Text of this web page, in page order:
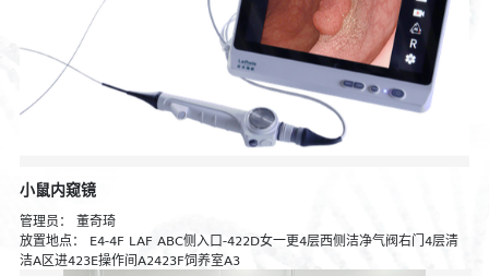
小鼠内窥镜
管理员： 董奇琦
放置地点： E4-4F LAF ABC侧入口-422D女一更4层西侧洁净气阀右门4层清
洁A区进423E操作间A2423F饲养室A3